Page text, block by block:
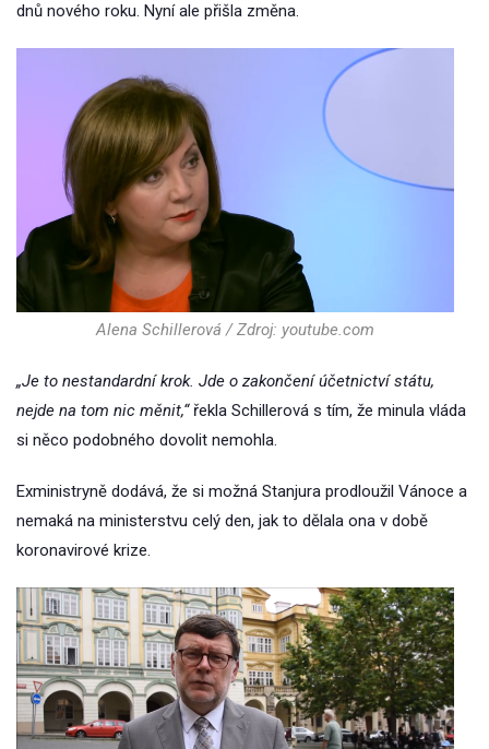
dnů nového roku. Nyní ale přišla změna.
Alena Schillerová / Zdroj: youtube.com
„Je to nestandardní krok. Jde o zakončení účetnictví státu,
nejde na tom nic měnit,“řekla Schillerová s tím, že minula vláda
si něco podobného dovolit nemohla.
Exministryně dodává, že si možná Stanjura prodloužil Vánoce a
nemaká na ministerstvu celý den, jak to dělala ona v době
koronavirové krize.